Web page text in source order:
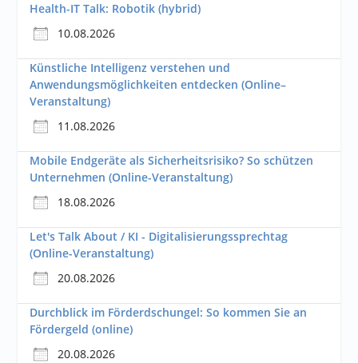
Health-IT Talk: Robotik (hybrid)
10.08.2026
Künstliche Intelligenz verstehen und
Anwendungsmöglichkeiten entdecken (Online–
Veranstaltung)
11.08.2026
Mobile Endgeräte als Sicherheitsrisiko? So schützen
Unternehmen (Online-Veranstaltung)
18.08.2026
Let's Talk About / KI - Digitalisierungssprechtag
(Online-Veranstaltung)
20.08.2026
Durchblick im Förderdschungel: So kommen Sie an
Fördergeld (online)
20.08.2026